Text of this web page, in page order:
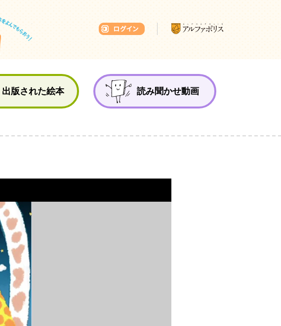
出版された絵本 読み聞かせ動画